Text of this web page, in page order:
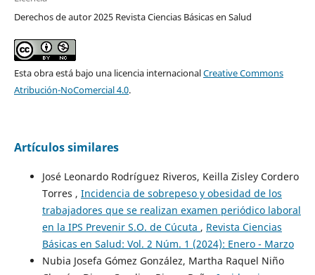
Derechos de autor 2025 Revista Ciencias Básicas en Salud
Esta obra está bajo una licencia internacionalCreative Commons
Atribución-NoComercial 4.0.
Artículos similares
José Leonardo Rodríguez Riveros, Keilla Zisley Cordero
Torres , Incidencia de sobrepeso y obesidad de los
trabajadores que se realizan examen periódico laboral
en la IPS Prevenir S.O. de Cúcuta , Revista Ciencias
Básicas en Salud: Vol. 2 Núm. 1 (2024): Enero - Marzo
Nubia Josefa Gómez González, Martha Raquel Niño